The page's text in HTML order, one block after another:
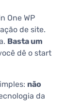
One WP
de site.
Basta um
dê o start
não
da